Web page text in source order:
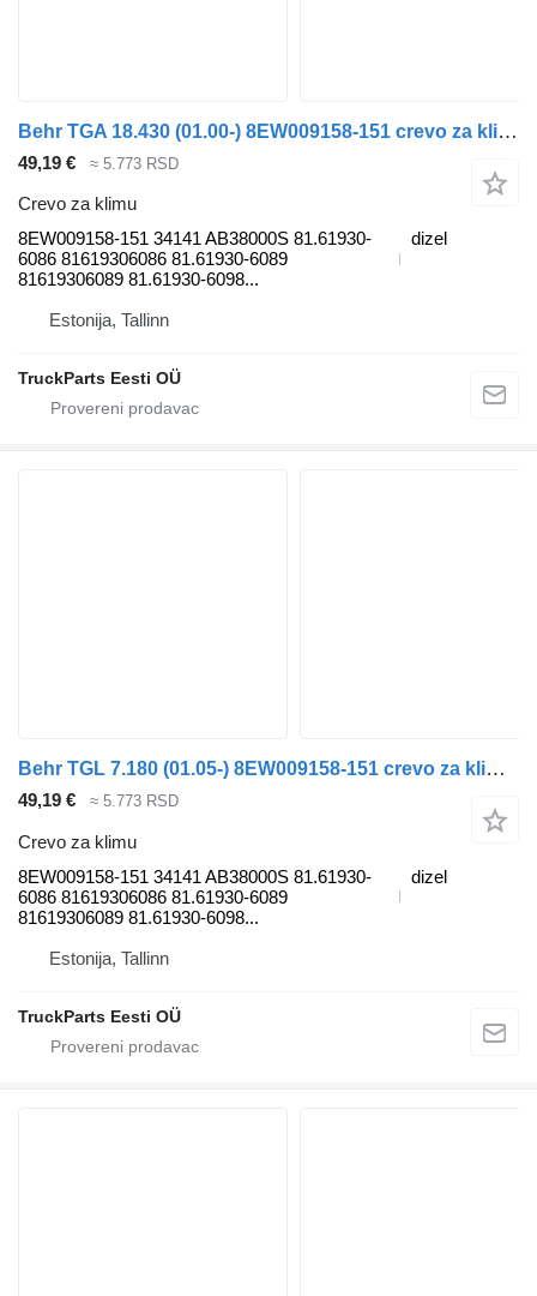
Behr TGA 18.430 (01.00-) 8EW009158-151 crevo za klimu za MAN 4-series, TGA (1993-2009) tegljača
49,19 € ≈ 5.773 RSD
Crevo za klimu
8EW009158-151 34141 AB38000S 81.61930-
6086 81619306086 81.61930-6089
81619306089 81.61930-6098...
dizel
Estonija, Tallinn
TruckParts Eesti OÜ
Behr TGL 7.180 (01.05-) 8EW009158-151 crevo za klimu za MAN TGL, TGM, TGS, TGX (2005-2021) tegljača
49,19 € ≈ 5.773 RSD
Crevo za klimu
8EW009158-151 34141 AB38000S 81.61930-
6086 81619306086 81.61930-6089
81619306089 81.61930-6098...
dizel
Estonija, Tallinn
TruckParts Eesti OÜ